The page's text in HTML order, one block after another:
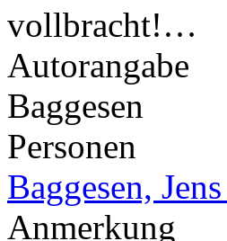
vollbracht!…
Autorangabe
Baggesen
Personen
Baggesen,
Anmerkung